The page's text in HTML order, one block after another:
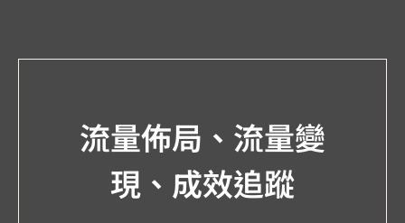
流量佈局、流量變
現、成效追蹤